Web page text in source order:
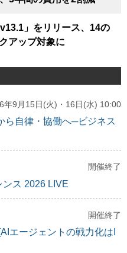
」をリリース、14の
アップ対象に
年9月15日(火)・16日(水) 10:00
ら自律・協働へ─ビジネス
開催終了
ス 2026 LIVE
開催終了
エージェントの戦力化はI